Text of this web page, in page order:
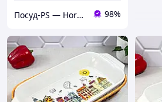
Посуд-PS — Horeca Посуда Подарки 98%